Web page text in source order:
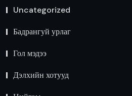
Uncategorized
Бадрангуй урлаг
Гол мэдээ
Дэлхийн хотууд